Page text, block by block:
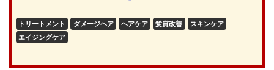
トリートメント ダメージヘア ヘアケア 髪質改善
スキンケア
エイジングケア